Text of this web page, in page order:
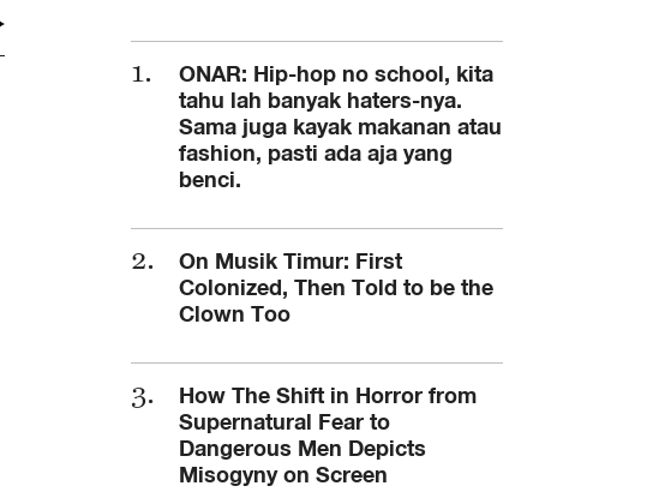
ONAR: Hip-hop no school, kita
tahu lah banyak haters-nya.
Sama juga kayak makanan atau
fashion, pasti ada aja yang
benci.
On Musik Timur: First
Colonized, Then Told to be the
Clown Too
How The Shift in Horror from
Supernatural Fear to
Dangerous Men Depicts
Misogyny on Screen